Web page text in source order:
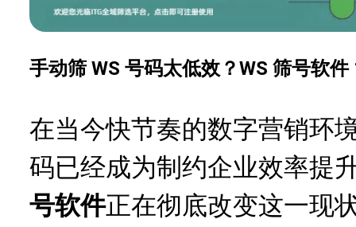
手动筛 WS 号码太低效？WS 筛号软
在当今快节奏的数字营销环
码已经成为制约企业效率提
号软件正在彻底改变这一现